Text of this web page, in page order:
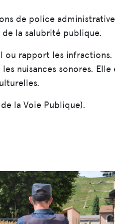
de police
la salubrité publique.
ou rapport les
nuisances sonores. Elle
la Voie Publique).